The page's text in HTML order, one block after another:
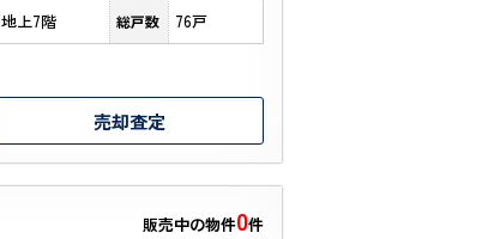
地上7階 総戸数 76戸
売却査定
販売中の物件0件